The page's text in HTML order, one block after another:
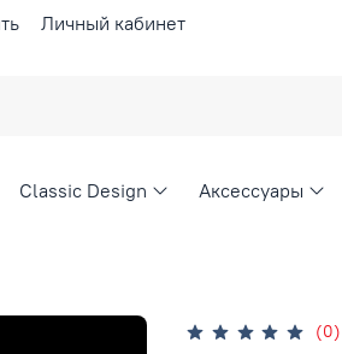
Личный кабинет
Classic Design Аксессуары
(0)